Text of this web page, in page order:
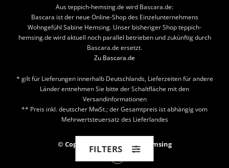
Aus teppich-hemsing.de wird Bascara.de:
Bascara ist der neue Online-Shop des Einzelunternehmens
Wohngefühl Sabine Hemsing. Unser bisheriger Shop teppich-
hemsing.de wird aktuell noch parallel betrieben und zukünftig durch
Bascara.de ersetzt.
Zu Bascara.de
* gilt für Lieferungen innerhalb Deutschlands, Lieferzeiten für andere
Länder entnehmen Sie bitte der Schaltfläche mit den
Versandinformationen
** Preis inkl. deutscher MwSt.; der Gesamtpreis ist abhängig vom
Mehrwertsteuersatz des Lieferlandes
© Copyright 2026 Teppich Hemsing
FILTERS